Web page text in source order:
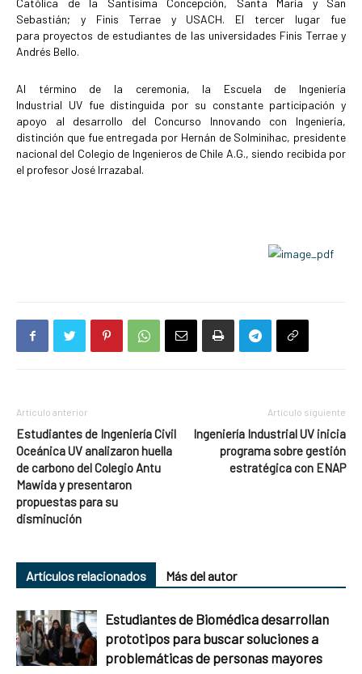
Católica de la Santísima Concepción, Santa María y San
Sebastián; y Finis Terrae y USACH. El tercer lugar fue
para proyectos de estudiantes de las universidades Finis Terrae y
Andrés Bello.
Al término de la ceremonia, la Escuela de Ingeniería
Industrial UV fue distinguida por su constante participación y
apoyo al desarrollo del Concurso Innovando con Ingeniería,
distinción que fue entregada por Hernán de Solminihac, presidente
nacional del Colegio de Ingenieros de Chile A.G., siendo recibida por
el profesor José Irrazabal.
Artículo anterior
Estudiantes de Ingeniería Civil
Oceánica UV analizaron huella
de carbono del Colegio Antu
Mawida y presentaron
propuestas para su
disminución
Artículo siguiente
Ingeniería Industrial UV inicia
programa sobre gestión
estratégica con ENAP
Artículos relacionados Más del autor
Estudiantes de Biomédica desarrollan
prototipos para buscar soluciones a
problemáticas de personas mayores